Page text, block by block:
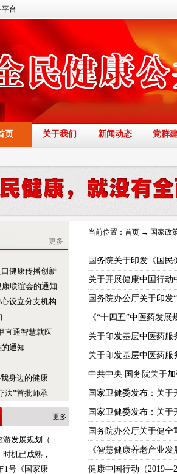
台
页 关于我们 新闻动态 党群
更多
健康传播创新
联谊会的通知
设立分支机构
直通智慧就医
通知
身边的健康
法”首批师承
更多
发展规划（
机已成熟，
1号《国家康
当前位置： 首页 → 国家政
国务院关于印发《国民
关于开展健康中国行
国务院办公厅关于印发
《“十四五”中医药发
关于印发基层中医药服
关于印发基层中医药服
中共中央 国务院关于
国家卫健委发布：关
国家卫健委发布：关
国务院办公厅关于健
《智慧健康养老产业
健康中国行动（